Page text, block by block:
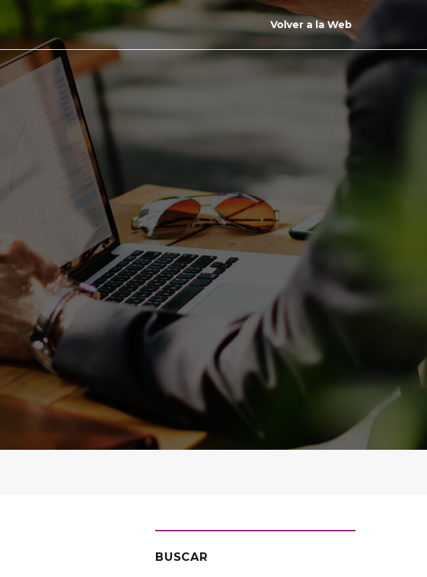
Volver a la Web
BUSCAR